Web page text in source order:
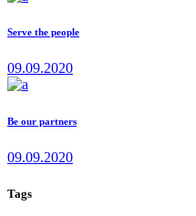
Serve the people
09.09.2020
Be our partners
09.09.2020
Tags